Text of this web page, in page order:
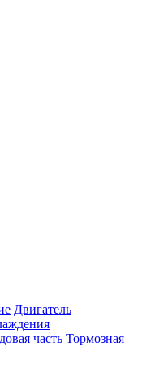
Двигатель
часть Тормозная